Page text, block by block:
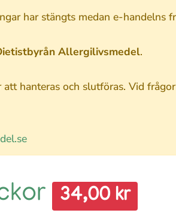
har stängts medan e-handelns
Allergilivsmedel.
hanteras och slutföras. Vid
34,00 kr